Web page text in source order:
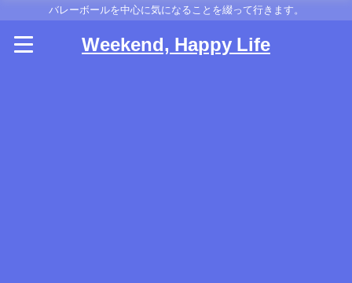
バレーボールを中心に気になることを綴って行きます。
Weekend, Happy Life